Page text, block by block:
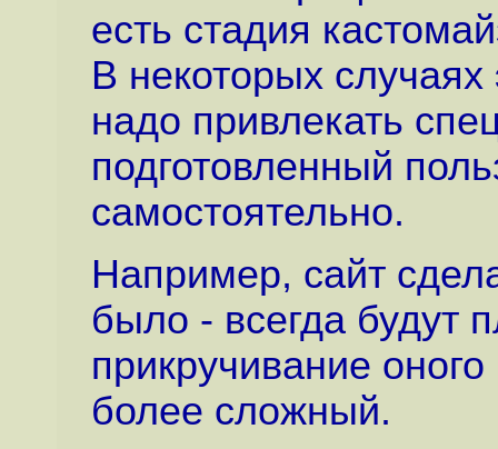
есть стадия
В некоторых
надо привлекать
подготовленный
самостоятельно.
Например, сайт
было - всегда будут
прикручивание
более сложный.